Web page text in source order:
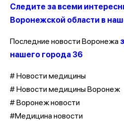
Следите за всеми
Воронежской области в
Последние новости Воронежа
нашего города 36
# Новости медицины
# Новости медицины Воронеж
# Воронеж новости
#Медицина новости